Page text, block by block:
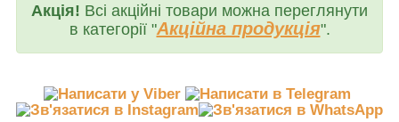
Акція! Всі акційні товари можна переглянути
в категорії "Акційна продукція".